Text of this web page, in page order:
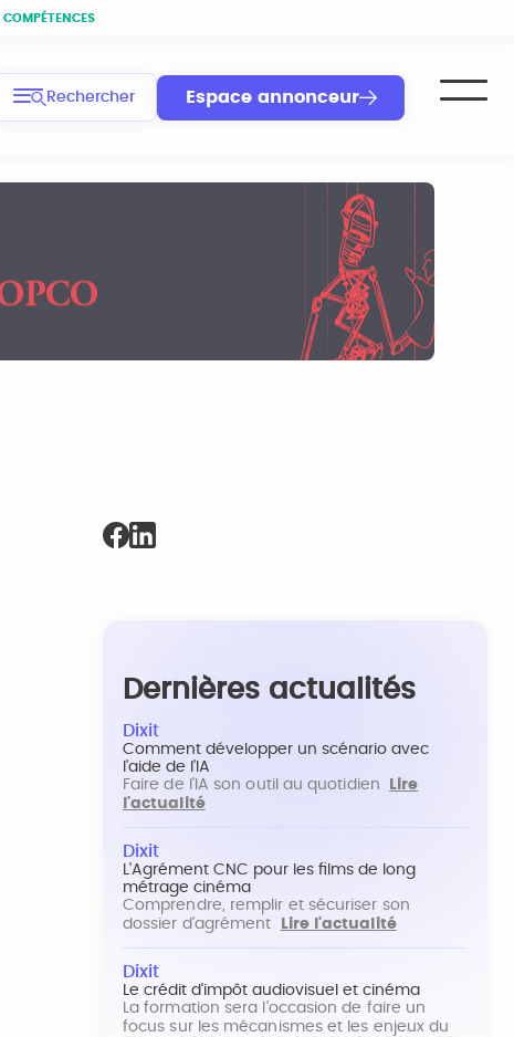
COMPÉTENCES
Rechercher Espace annonceur
Dernières actualités
Dixit
Comment développer un scénario avec
l'aide de l'IA
Faire de l'IA son outil au quotidien
Lire
l'actualité
Dixit
L'Agrément CNC pour les films de long
métrage cinéma
Comprendre, remplir et sécuriser son
dossier d'agrément
Lire l'actualité
Dixit
Le crédit d'impôt audiovisuel et cinéma
La formation sera l'occasion de faire un
focus sur les mécanismes et les enjeux du